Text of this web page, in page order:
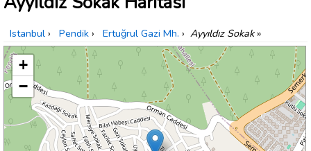
Istanbul › Pendik › Ertuğrul Gazi Mh. › Ayyıldız Sokak»
+
−